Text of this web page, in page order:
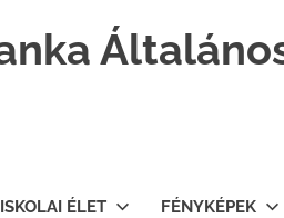
ISKOLAI ÉLET FÉNYKÉPEK